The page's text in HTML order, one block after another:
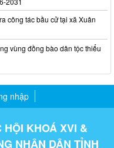
công tác bầu cử tại xã Xuân
vùng đồng bào dân tộc thiểu
nhập
KHOÁ XVI &
NHÂN DÂN TỈNH